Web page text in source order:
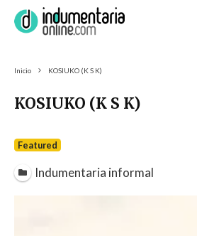
Inicio KOSIUKO (K S K)
KOSIUKO (K S K)
Featured
Indumentaria informal